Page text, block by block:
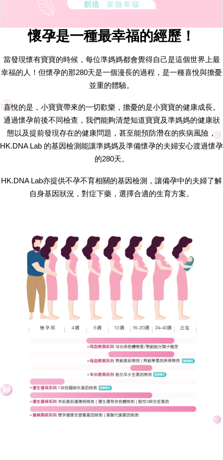
懷孕是一種最幸福的經歷！
當發現懷有寶寶的時候，每位準媽媽都會覺得自己是這個世界上最
幸福的人！但懷孕的那280天是一個漫長的過程，是一種喜悅與擔憂
並重的體驗。
喜悅的是，小寶寶帶來的一切歡樂，擔憂的是小寶寶的健康成長。
通過懷孕前後不同檢查，我們能夠清楚知道寶寶及準媽媽的健康狀
態以及提前發現存在的健康問題，甚至能預防潛在的疾病風險，
HK.DNA Lab 的基因檢測能讓準媽媽及準備懷孕的夫婦安心渡過懷孕
的280天。
HK.DNA Lab亦提供不孕不育相關的基因檢測，讓備孕中的夫婦了解
自身基因狀況，對症下藥，選擇合適的生育方案。